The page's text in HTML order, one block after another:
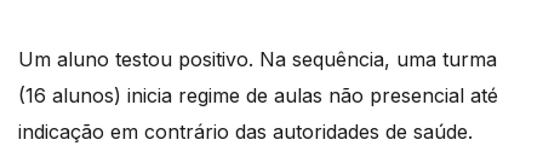
Um aluno testou positivo. Na sequência, uma turma
(16 alunos) inicia regime de aulas não presencial até
indicação em contrário das autoridades de saúde.